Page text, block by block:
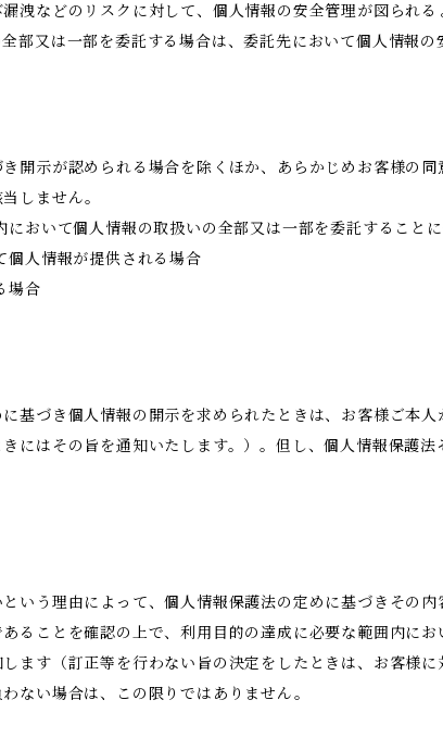
洩などのリスクに対して、個人情報の安全管理が図られ
部又は一部を委託する場合は、委託先において個人情報
開示が認められる場合を除くほか、あらかじめお客様の
しません。
において個人情報の取扱いの全部又は一部を委託すること
個人情報が提供される場合
場合
基づき個人情報の開示を求められたときは、お客様ご本
にはその旨を通知いたします。）。但し、個人情報保護
いう理由によって、個人情報保護法の定めに基づきその
ることを確認の上で、利用目的の達成に必要な範囲内に
ます（訂正等を行わない旨の決定をしたときは、お客様
ない場合は、この限りではありません。